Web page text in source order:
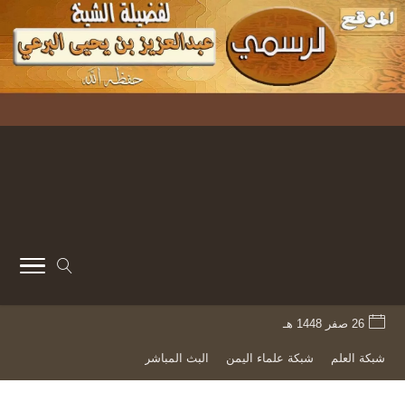
26 صفر 1448 هـ
شبكة العلم شبكة علماء اليمن البث المباشر